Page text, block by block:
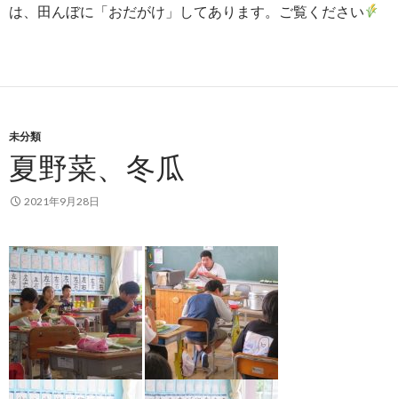
は、田んぼに「おだがけ」してあります。ご覧ください
未分類
夏野菜、冬瓜
2021年9月28日